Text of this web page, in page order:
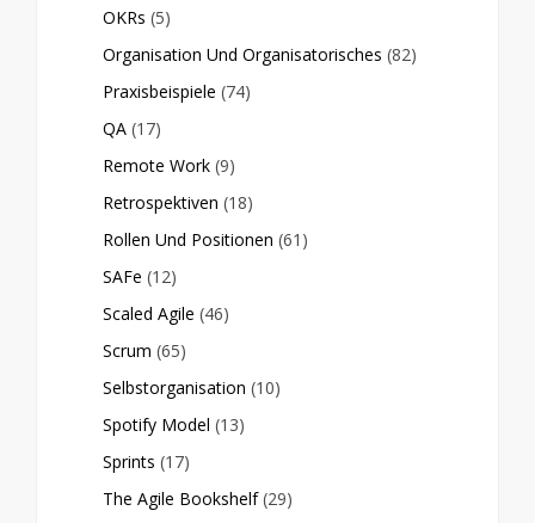
OKRs (5)
Organisation Und Organisatorisches (82)
Praxisbeispiele (74)
QA (17)
Remote Work (9)
Retrospektiven (18)
Rollen Und Positionen (61)
SAFe (12)
Scaled Agile (46)
Scrum (65)
Selbstorganisation (10)
Spotify Model (13)
Sprints (17)
The Agile Bookshelf (29)